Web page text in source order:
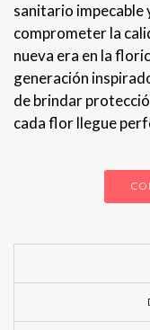
sanitario impecable
comprometer la
nueva era en la
generación
de brindar
cada flor llegue